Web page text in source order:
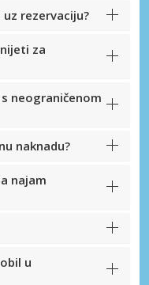
rezervaciju?
za
neograničenom
naknadu?
najam
u